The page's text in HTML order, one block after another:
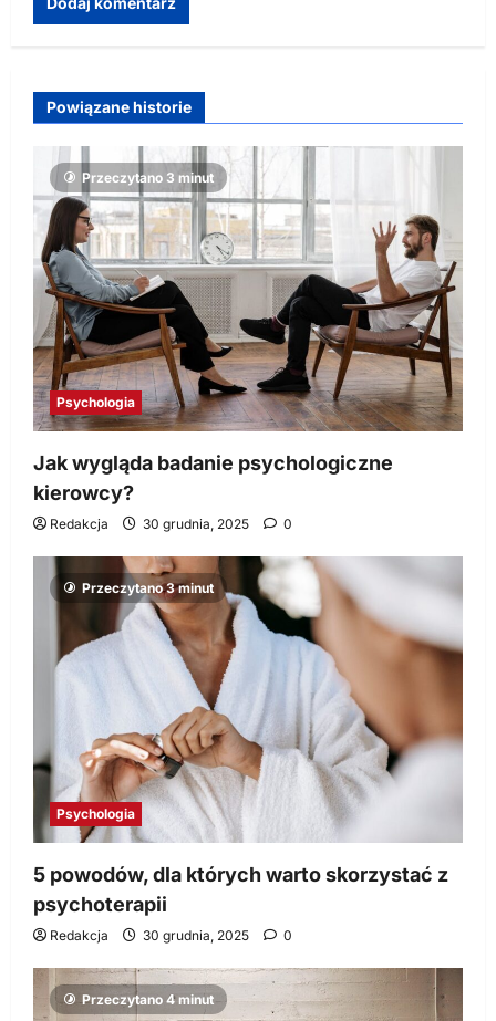
Powiązane historie
Przeczytano 3 minut
Psychologia
Jak wygląda badanie psychologiczne
kierowcy?
Redakcja 30 grudnia, 2025 0
Przeczytano 3 minut
Psychologia
5 powodów, dla których warto skorzystać z
psychoterapii
Redakcja 30 grudnia, 2025 0
Przeczytano 4 minut